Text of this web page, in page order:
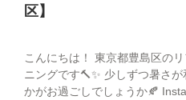
区】
こんにちは！ 東京都豊島区の
ニングです🔨✨ 少しずつ暑さ
かがお過ごしでしょうか🍂